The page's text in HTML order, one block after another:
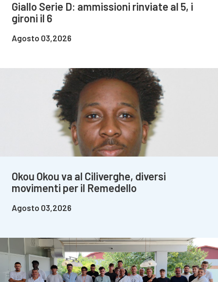
Giallo Serie D: ammissioni rinviate al 5, i
gironi il 6
Agosto 03,2026
Okou Okou va al Ciliverghe, diversi
movimenti per il Remedello
Agosto 03,2026